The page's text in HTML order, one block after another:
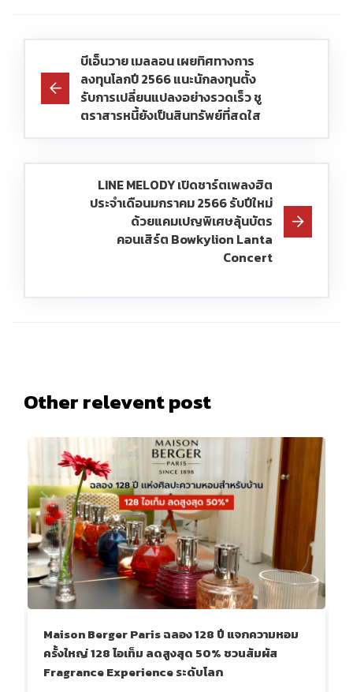
บีเอ็นวาย เมลลอน เผยทิศทางการ
ลงทุนโลกปี 2566 แนะนักลงทุนตั้ง
รับการเปลี่ยนแปลงอย่างรวดเร็ว ชู
ตราสารหนี้ยังเป็นสินทรัพย์ที่สดใส
LINE MELODY เปิดชาร์ตเพลงฮิต
ประจำเดือนมกราคม 2566 รับปีใหม่
ด้วยแคมเปญพิเศษลุ้นบัตร
คอนเสิร์ต Bowkylion Lanta
Concert
Other relevent post
Maison Berger Paris ฉลอง 128 ปี แจกความหอม
ครั้งใหญ่ 128 ไอเท็ม ลดสูงสุด 50% ชวนสัมผัส
Fragrance Experience ระดับโลก